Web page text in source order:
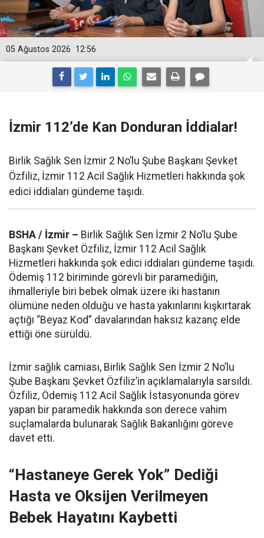
12:56
05 Ağustos 2026
İzmir 112’de Kan Donduran İddialar!
Birlik Sağlık Sen İzmir 2 No’lu Şube Başkanı Şevket
Özfiliz, İzmir 112 Acil Sağlık Hizmetleri hakkında şok
edici iddiaları gündeme taşıdı.
BSHA / İzmir – Birlik Sağlık Sen İzmir 2 No’lu Şube
Başkanı Şevket Özfiliz, İzmir 112 Acil Sağlık
Hizmetleri hakkında şok edici iddiaları gündeme taşıdı.
Ödemiş 112 biriminde görevli bir paramediğin,
ihmalleriyle biri bebek olmak üzere iki hastanın
ölümüne neden olduğu ve hasta yakınlarını kışkırtarak
açtığı “Beyaz Kod” davalarından haksız kazanç elde
ettiği öne sürüldü.
İzmir sağlık camiası, Birlik Sağlık Sen İzmir 2 No’lu
Şube Başkanı Şevket Özfiliz’in açıklamalarıyla sarsıldı.
Özfiliz, Ödemiş 112 Acil Sağlık İstasyonunda görev
yapan bir paramedik hakkında son derece vahim
suçlamalarda bulunarak Sağlık Bakanlığını göreve
davet etti.
“Hastaneye Gerek Yok” Dediği
Hasta ve Oksijen Verilmeyen
Bebek Hayatını Kaybetti